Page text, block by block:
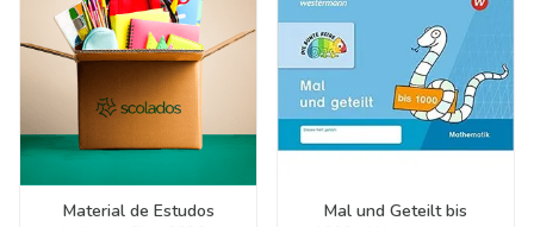
Material de Estudos
Mal und Geteilt bis